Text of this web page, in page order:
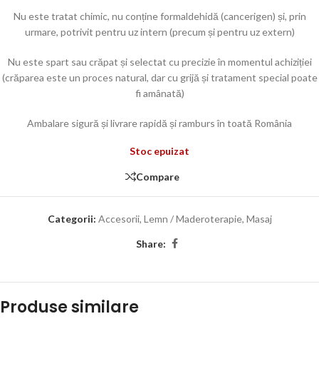
Nu este tratat chimic, nu conține formaldehidă (cancerigen) și, prin
urmare, potrivit pentru uz intern (precum și pentru uz extern)
Nu este spart sau crăpat și selectat cu precizie în momentul achiziției
(crăparea este un proces natural, dar cu grijă și tratament special poate
fi amânată)
Ambalare sigură și livrare rapidă și ramburs în toată România
Stoc epuizat
Compare
Categorii: Accesorii, Lemn / Maderoterapie, Masaj
Share:
Produse similare